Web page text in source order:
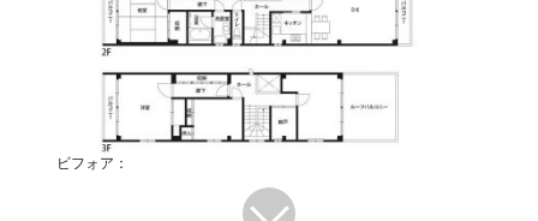
ビフォア：